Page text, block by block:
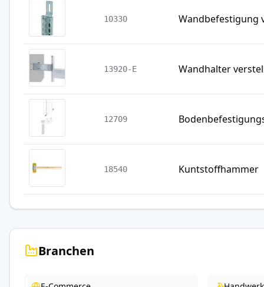
10330 Wandbefestigung
13920-E Wandhalter
12709
18540 Kuntstoffhammer
Branchen